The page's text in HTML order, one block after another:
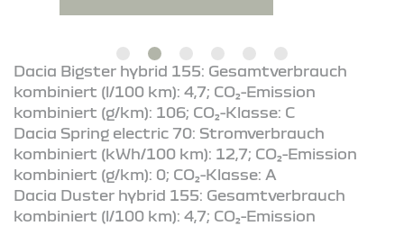
Dacia Bigster hybrid 155: Gesamtverbrauch
kombiniert (l/100 km): 4,7; CO₂-Emission
kombiniert (g/km): 106; CO₂-Klasse: C
Dacia Spring electric 70: Stromverbrauch
kombiniert (kWh/100 km): 12,7; CO₂-Emission
kombiniert (g/km): 0; CO₂-Klasse: A
Dacia Duster hybrid 155: Gesamtverbrauch
kombiniert (l/100 km): 4,7; CO₂-Emission